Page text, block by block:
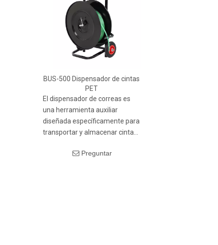
BUS-500 Dispensador de cintas
PET
El dispensador de correas es
una herramienta auxiliar
diseñada específicamente para
transportar y almacenar cintas
cinta de PP, cinta de acero
Preguntar